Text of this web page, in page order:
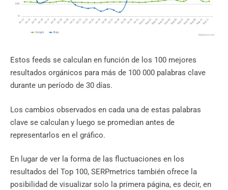
Estos feeds se calculan en función de los 100 mejores
resultados orgánicos para más de 100 000 palabras clave
durante un período de 30 días.
Los cambios observados en cada una de estas palabras
clave se calculan y luego se promedian antes de
representarlos en el gráfico.
En lugar de ver la forma de las fluctuaciones en los
resultados del Top 100, SERPmetrics también ofrece la
posibilidad de visualizar solo la primera página, es decir, en